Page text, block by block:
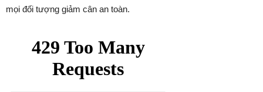
mọi đối tượng giảm cân an toàn.